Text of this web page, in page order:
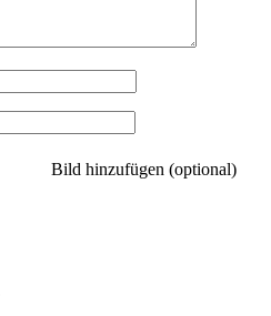
Bild hinzufügen (optional)